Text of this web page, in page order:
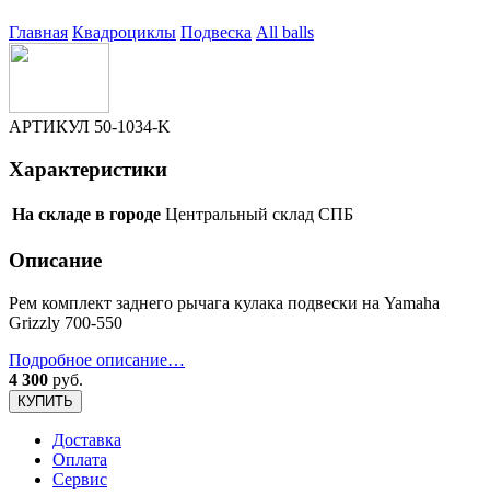
Главная Квадроциклы Подвеска All balls
АРТИКУЛ 50-1034-K
Характеристики
На складе в городе Центральный склад СПБ
Описание
Рем комплект заднего рычага кулака подвески на Yamaha
Grizzly 700-550
Подробное описание…
4 300 руб.
КУПИТЬ
Доставка
Оплата
Сервис